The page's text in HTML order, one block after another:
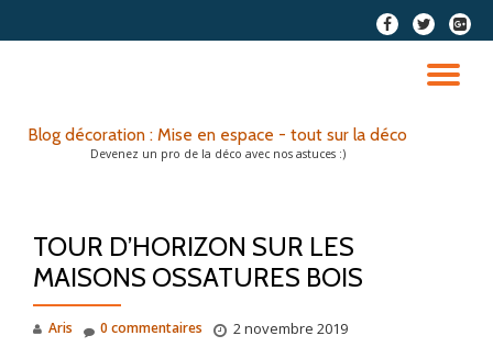
fa-
facebook
fa-
twitter
fa-
plus-
Blog décoration : Mise en espace - tout sur la déco
Devenez un pro de la déco avec nos astuces :)
TOUR D’HORIZON SUR LES
MAISONS OSSATURES BOIS
Aris 2 novembre 2019
0 commentaires